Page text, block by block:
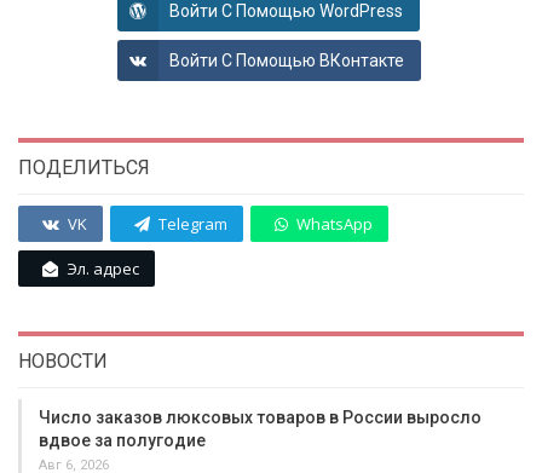
Войти С Помощью WordPress
Войти С Помощью ВКонтакте
ПОДЕЛИТЬСЯ
VK Telegram WhatsApp
Эл. адрес
НОВОСТИ
Число заказов люксовых товаров в России выросло
вдвое за полугодие
Авг 6, 2026